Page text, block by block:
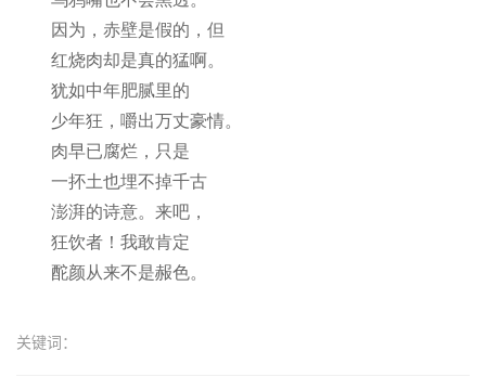
因为，赤壁是假的，但
红烧肉却是真的猛啊。
犹如中年肥腻里的
少年狂，嚼出万丈豪情。
肉早已腐烂，只是
一抔土也埋不掉千古
澎湃的诗意。来吧，
狂饮者！我敢肯定
酡颜从来不是赧色。
关键词：